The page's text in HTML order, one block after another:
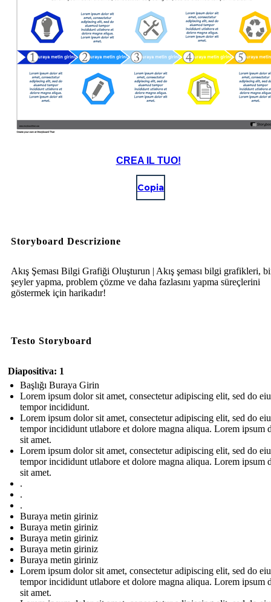
CREA IL TUO!
Copia
Storyboard Descrizione
Akış Şeması Bilgi Grafiği Oluşturun | Akış şeması bilgi grafikleri,
şeyler yapma, problem çözme ve daha fazlasını yapma süreçlerini
göstermek için harikadır!
Testo Storyboard
Diapositiva: 1
Başlığı Buraya Girin
Lorem ipsum dolor sit amet, consectetur adipiscing elit, sed do
tempor incididunt.
Lorem ipsum dolor sit amet, consectetur adipiscing elit, sed do
tempor incididunt utlabore et dolore magna aliqua. Lorem ipsum
sit amet.
Lorem ipsum dolor sit amet, consectetur adipiscing elit, sed do
tempor incididunt utlabore et dolore magna aliqua. Lorem ipsum
sit amet.
.
.
.
Buraya metin giriniz
Buraya metin giriniz
Buraya metin giriniz
Buraya metin giriniz
Buraya metin giriniz
Lorem ipsum dolor sit amet, consectetur adipiscing elit, sed do
tempor incididunt utlabore et dolore magna aliqua. Lorem ipsum
sit amet.